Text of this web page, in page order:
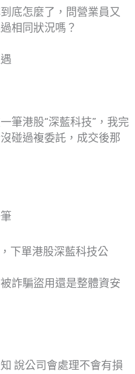
底怎麼了，問營業員又
相同狀況嗎？
筆港股“深藍科技”，我完
碰過複委託，成交後那
詐騙盜用還是整體資安
說公司會處理不會有損